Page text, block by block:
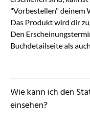
"Vorbestellen" deinem
Das Produkt wird dir
Den
Buchdetailseite als
Wie kann ich den
einsehen?